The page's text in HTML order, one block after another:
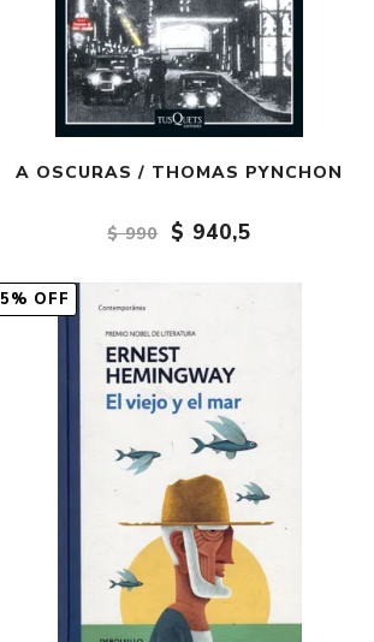
A OSCURAS / THOMAS PYNCHON
$ 990 $ 940,5
5% OFF